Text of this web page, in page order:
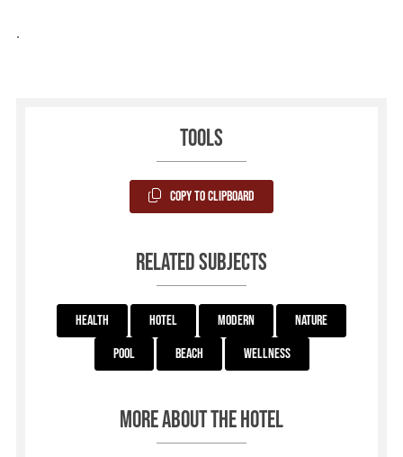
.
Tools
Copy to Clipboard
Related subjects
Health Hotel Modern
Nature
Pool
Beach Wellness
More about the hotel